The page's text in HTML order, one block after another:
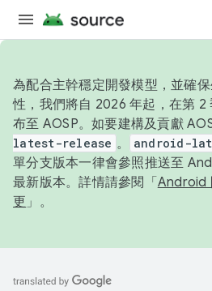
為配合主幹穩定開發模型，並確
性，我們將自 2026 年起，在第 2
布至 AOSP。如要建構及貢獻
latest-release 。 android-
單分支版本一律會參照推送至
最新版本。詳情請參閱「 Android
更 」。